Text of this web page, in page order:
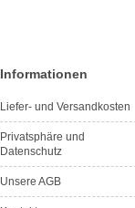
Informationen
Liefer- und Versandkosten
Privatsphäre und
Datenschutz
Unsere AGB